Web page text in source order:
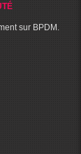
sur BPDM.